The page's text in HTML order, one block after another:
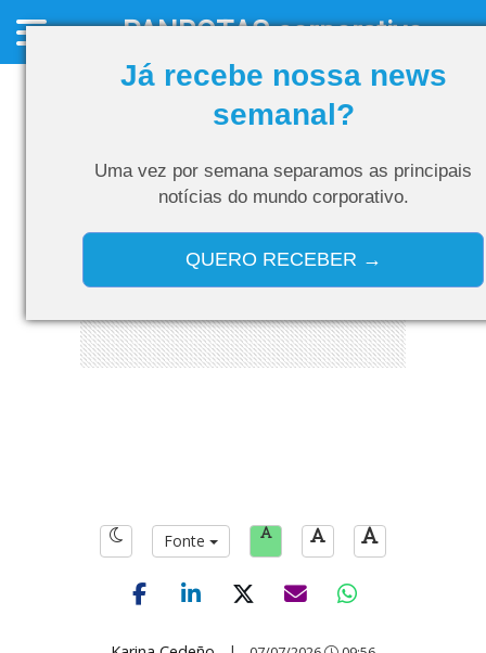
Já recebe nossa news
semanal?
Uma vez por semana separamos as principais
notícias do mundo corporativo.
QUERO RECEBER →
PANROTAScorporativo
Fonte